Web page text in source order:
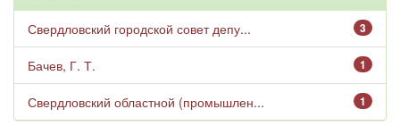
3
Свердловский городской совет депу...
1
Бачев, Г. Т.
1
Свердловский областной (промышлен...